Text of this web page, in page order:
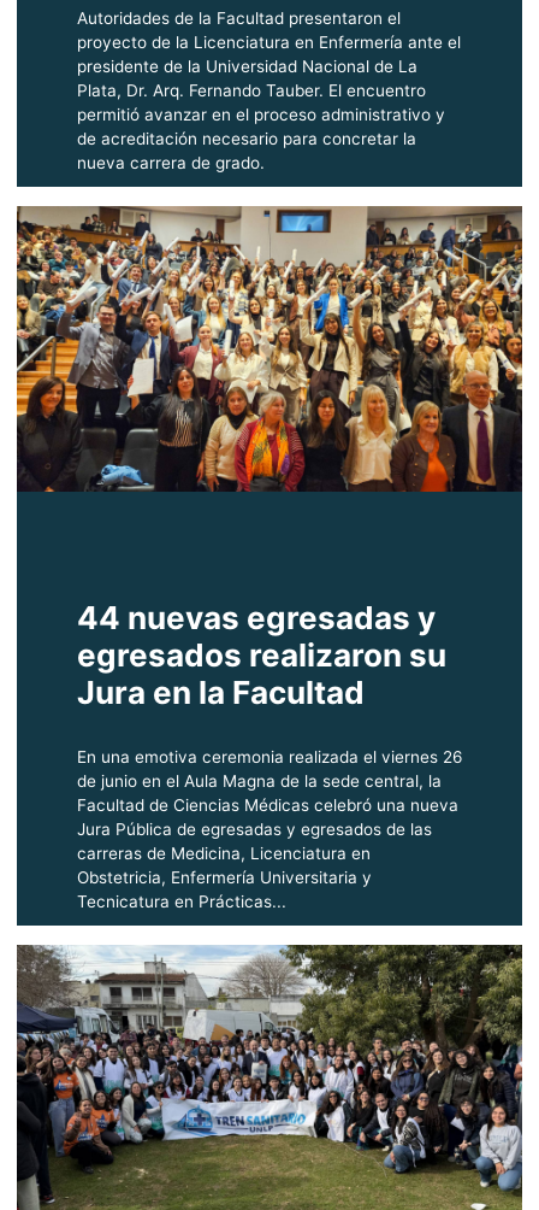
Autoridades de la Facultad presentaron el
proyecto de la Licenciatura en Enfermería ante el
presidente de la Universidad Nacional de La
Plata, Dr. Arq. Fernando Tauber. El encuentro
permitió avanzar en el proceso administrativo y
de acreditación necesario para concretar la
nueva carrera de grado.
44 nuevas egresadas y
egresados realizaron su
Jura en la Facultad
En una emotiva ceremonia realizada el viernes 26
de junio en el Aula Magna de la sede central, la
Facultad de Ciencias Médicas celebró una nueva
Jura Pública de egresadas y egresados de las
carreras de Medicina, Licenciatura en
Obstetricia, Enfermería Universitaria y
Tecnicatura en Prácticas...